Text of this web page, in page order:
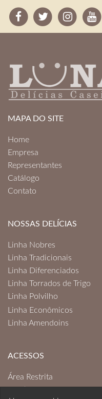
MAPA DO SITE
Home
Empresa
Representantes
Catálogo
Contato
NOSSAS DELÍCIAS
Linha Nobres
Linha Tradicionais
Linha Diferenciados
Linha Torrados de Trigo
Linha Polvilho
Linha Econômicos
Linha Amendoins
ACESSOS
Área Restrita